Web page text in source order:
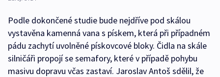
Podle dokončené studie bude nejdříve pod skálou
vystavěna kamenná vana s pískem, která při případném
pádu zachytí uvolněné pískovcové bloky. Čidla na skále
silničáři propojí se semafory, které v případě pohybu
masivu dopravu včas zastaví. Jaroslav Antoš sdělil, že